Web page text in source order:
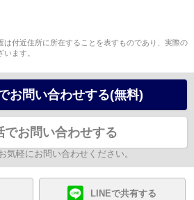
付近住所に所在することを表すものであり、実際の
ます。
お問い合わせする(無料)
でお問い合わせする
気軽にお問い合わせください。
LINEで共有する